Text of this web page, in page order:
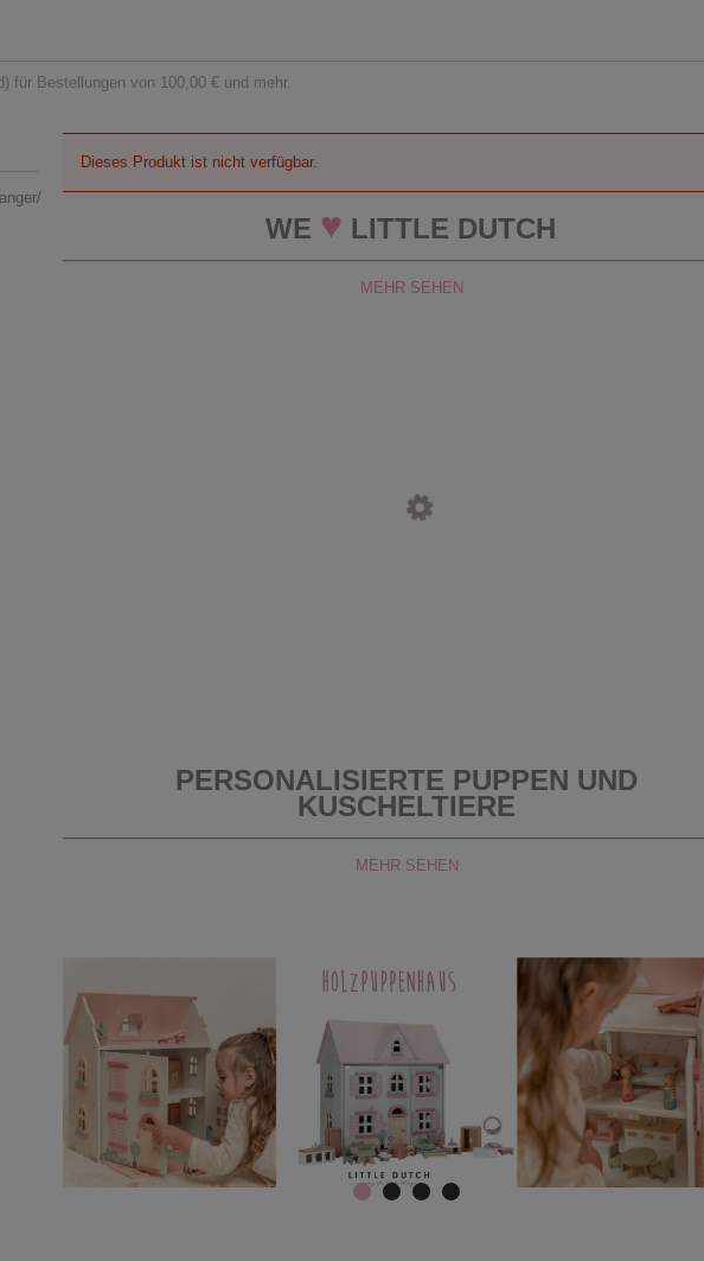
für Bestellungen von 100,00 € und mehr.
Dieses Produkt ist nicht verfügbar.
WE ♥ LITTLE DUTCH
MEHR SEHEN
PERSONALISIERTE PUPPEN UND
KUSCHELTIERE
MEHR SEHEN